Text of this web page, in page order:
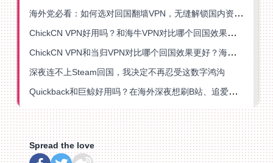
海外党必看：如何选对回国翻墙VPN，无缝解锁国内资源？
ChickCN VPN好用吗？和海牛VPN对比哪个回国效果更好？
ChickCN VPN和当归VPN对比哪个回国效果更好？海外党亲测后选了它
深夜连不上Steam回国，我决定不再忍受这数字鸿沟
Quickback和巨鲸好用吗？在海外深夜想刷B站、追爱奇艺的你，或许正需要这份答案
Spread the love